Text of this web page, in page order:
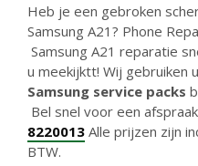
Heb je een gebroken
Samsung A21? Phone
Samsung A21 reparatie
u meekijktt! Wij gebruiken
Samsung service packs
Bel snel voor een
8220013 Alle prijzen zijn
BTW.